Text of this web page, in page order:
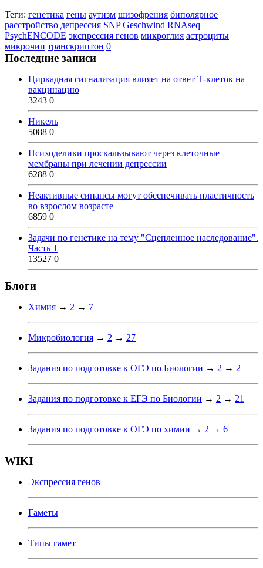
Теги: генетика гены аутизм шизофрения биполярное
расстройство депрессия SNP Geschwind RNAseq
PsychENCODE экспрессия генов микроглия астроциты
микрочип транскриптон 0
Последние записи
Циркадная сигнализация влияет на ответ Т-клеток на
вакцинацию
3243 0
Никель
5088 0
Психоделики проскальзывают через клеточные
мембраны при лечении депрессии
6288 0
Неактивные синапсы могут обеспечивать пластичность
во взрослом возрасте
6859 0
Задачи по генетике на тему "Сцепленное наследование".
Часть 1
13527 0
Блоги
Химия → 2 → 7
Микробиология → 2 → 27
Задания по подготовке к ОГЭ по Биологии → 2 → 2
Задания по подготовке к ЕГЭ по Биологии → 2 → 21
Задания по подготовке к ОГЭ по химии → 2 → 6
WIKI
Экспрессия генов
Гаметы
Типы гамет